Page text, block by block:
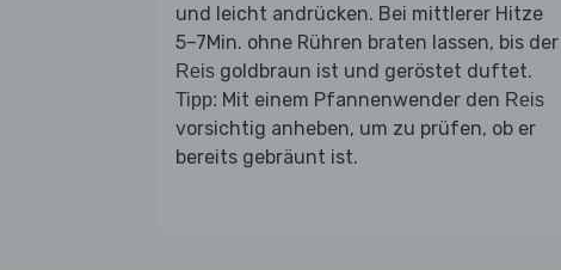
und leicht andrücken. Bei mittlerer Hitze
5–7Min. ohne Rühren braten lassen, bis der
Reis goldbraun ist und geröstet duftet.
Tipp: Mit einem Pfannenwender den Reis
vorsichtig anheben, um zu prüfen, ob er
bereits gebräunt ist.